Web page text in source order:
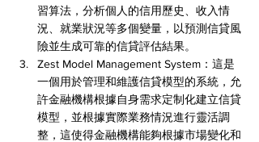
習算法，分析個人的信用歷史、收入情
況、就業狀況等多個變量，以預測信貸風
險並生成可靠的信貸評估結果。
Zest Model Management System：這是
一個用於管理和維護信貸模型的系統，允
許金融機構根據自身需求定制化建立信貸
模型，並根據實際業務情況進行靈活調
整，這使得金融機構能夠根據市場變化和